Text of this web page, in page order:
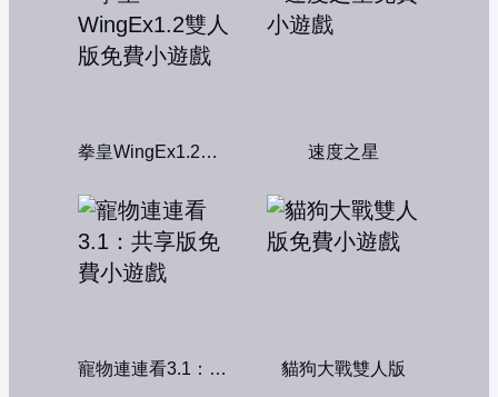
拳皇WingEx1.2雙人版 速度之星
寵物連連看3.1：共享版 貓狗大戰雙人版